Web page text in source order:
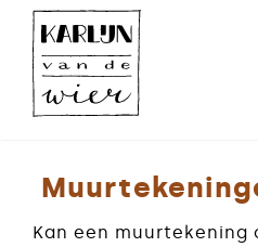
naar
inhoud
Kan een muurtekening